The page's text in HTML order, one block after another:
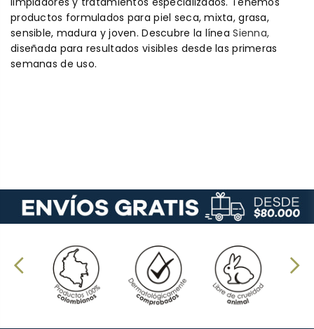
productos formulados para piel seca, mixta, grasa,
sensible, madura y joven. Descubre la líneaSienna,
diseñada para resultados visibles desde las primeras
semanas de uso.